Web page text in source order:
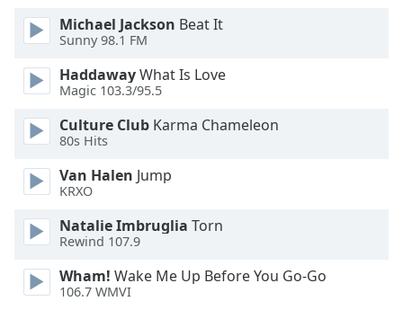
Font
Edge
Family
Reset
Done
Michael Jackson Beat It
Sunny 98.1 FM
HaddawayWhat Is Love
Magic 103.3/95.5
Culture Club Karma Chameleon
80s Hits
Van Halen Jump
KRXO
Natalie Imbruglia Torn
Rewind 107.9
Wham! Wake Me Up Before You Go-Go
106.7 WMVI